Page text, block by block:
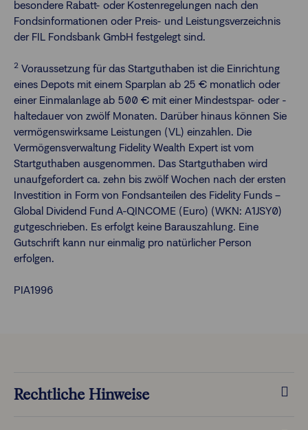
besondere Rabatt- oder Kostenregelungen nach den
Fondsinformationen oder Preis- und Leistungsverzeichnis
der FIL Fondsbank GmbH festgelegt sind.
2 Voraussetzung für das Startguthaben ist die Einrichtung
eines Depots mit einem Sparplan ab 25 € monatlich oder
einer Einmalanlage ab 500 € mit einer Mindestspar- oder -
haltedauer von zwölf Monaten. Darüber hinaus können Sie
vermögenswirksame Leistungen (VL) einzahlen. Die
Vermögensverwaltung Fidelity Wealth Expert ist vom
Startguthaben ausgenommen. Das Startguthaben wird
unaufgefordert ca. zehn bis zwölf Wochen nach der ersten
Investition in Form von Fondsanteilen des Fidelity Funds –
Global Dividend Fund A-QINCOME (Euro) (WKN: A1JSY0)
gutgeschrieben. Es erfolgt keine Barauszahlung. Eine
Gutschrift kann nur einmalig pro natürlicher Person
erfolgen.
PIA1996
Rechtliche Hinweise